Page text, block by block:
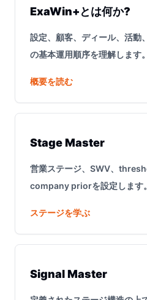
ExaWin+とは何か?
設定、顧客、ディール、活動
の基本運用順序を理解します。
概要を読む
Stage Master
営業ステージ、SWV、
company priorを設定します。
ステージを学ぶ
Signal Master